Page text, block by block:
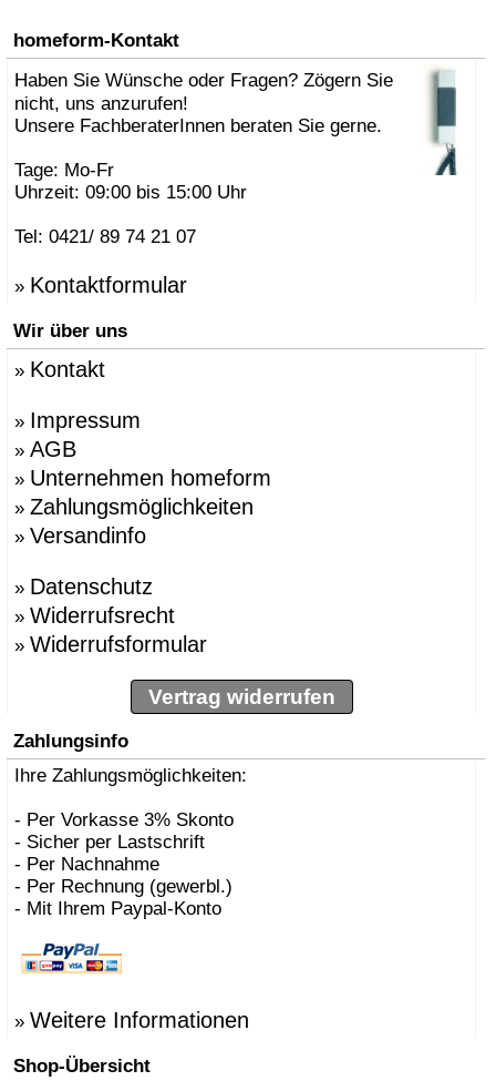
homeform-Kontakt
Haben Sie Wünsche oder Fragen? Zögern Sie
nicht, uns anzurufen!
Unsere FachberaterInnen beraten Sie gerne.
Tage: Mo-Fr
Uhrzeit: 09:00 bis 15:00 Uhr
Tel: 0421/ 89 74 21 07
» Kontaktformular
Wir über uns
» Kontakt
» Impressum
» AGB
» Unternehmen homeform
» Zahlungsmöglichkeiten
» Versandinfo
» Datenschutz
» Widerrufsrecht
» Widerrufsformular
Vertrag widerrufen
Zahlungsinfo
Ihre Zahlungsmöglichkeiten:
- Per Vorkasse 3% Skonto
- Sicher per Lastschrift
- Per Nachnahme
- Per Rechnung (gewerbl.)
- Mit Ihrem Paypal-Konto
» Weitere Informationen
Shop-Übersicht